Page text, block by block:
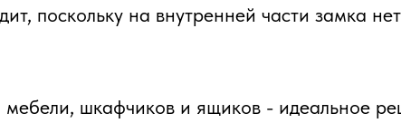
поскольку на внутренней части замка
шкафчиков и ящиков - идеальное